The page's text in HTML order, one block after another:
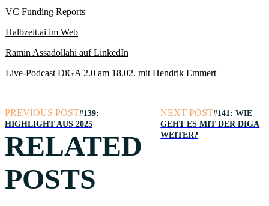
VC Funding Reports
Halbzeit.ai im Web
Ramin Assadollahi auf LinkedIn
Live-Podcast DiGA 2.0 am 18.02. mit Hendrik Emmert
PREVIOUS POST#139:
HIGHLIGHT AUS 2025
NEXT POST#141: WIE
GEHT ES MIT DER DIGA
WEITER?
RELATED
POSTS